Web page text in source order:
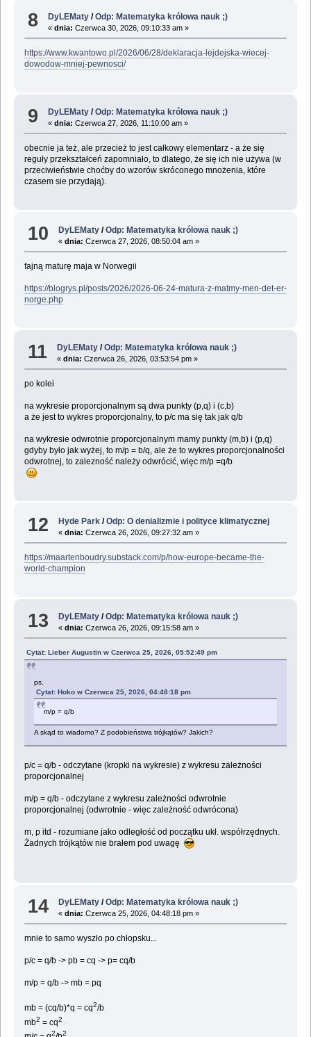
8 DyLEMaty /Odp: Matematyka królowa nauk ;)
«dnia: Czerwca 30, 2026, 09:10:33 am »
https://www.kwantowo.pl/2026/06/28/deklaracja-lejdejska-wiecej-
dowodow-mniej-pewnosci/
9 DyLEMaty /Odp: Matematyka królowa nauk ;)
«dnia: Czerwca 27, 2026, 11:10:00 am »
obecnie ja też, ale przecież to jest całkowy elementarz - a że się
reguły przekształceń zapomniało, to dlatego, że się ich nie używa (w
przeciwieństwie choćby do wzorów skróconego mnożenia, które
czasem sie przydają).
10 DyLEMaty /Odp: Matematyka królowa nauk ;)
«dnia: Czerwca 27, 2026, 08:50:04 am »
fajną maturę maja w Norwegii
https://blogrys.pl/posts/2026/2026-06-24-matura-z-matmy-men-det-er-
norge.php
11 DyLEMaty /Odp: Matematyka królowa nauk ;)
«dnia: Czerwca 26, 2026, 03:53:54 pm »
po kolei
na wykresie proporcjonalnym są dwa punkty (p,q) i (c,b)
a że jest to wykres proporcjonalny, to p/c ma się tak jak q/b
na wykresie odwrotnie proporcjonalnym mamy punkty (m,b) i (p,q)
gdyby było jak wyżej, to m/p = b/q, ale że to wykres proporcjonalności
odwrotnej, to zalezność należy odwrócić, więc m/p =q/b
12 Hyde Park /Odp: O denializmie i polityce klimatycznej
«dnia: Czerwca 26, 2026, 09:27:32 am »
https://maartenboudry.substack.com/p/how-europe-became-the-
world-champion
13 DyLEMaty /Odp: Matematyka królowa nauk ;)
«dnia: Czerwca 26, 2026, 09:15:58 am »
Cytat: Lieber Augustin w Czerwca 25, 2026, 05:52:49 pm
ps.
Cytat: Hoko w Czerwca 25, 2026, 04:48:18 pm
m/p = q/b
A skąd to wiadomo? Z podobieństwa trójkątów? Jakich?
p/c = q/b - odczytane (kropki na wykresie) z wykresu zależności
proporcjonalnej
m/p = q/b - odczytane z wykresu zależności odwrotnie
proporcjonalnej (odwrotnie - więc zależność odwrócona)
m, p itd - rozumiane jako odległość od początku ukł. współrzędnych.
Żadnych trójkątów nie brałem pod uwagę
14 DyLEMaty /Odp: Matematyka królowa nauk ;)
«dnia: Czerwca 25, 2026, 04:48:18 pm »
mnie to samo wyszło po chłopsku...
p/c = q/b -> pb = cq -> p= cq/b
m/p = q/b -> mb = pq
mb = (cq/b)*q = cq2/b
mb2 = cq2
2 2